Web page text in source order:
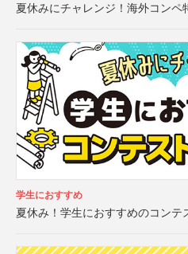
夏休みにチャレンジ！海外コンペ
学生におすすめ
夏休み！学生におすすめのコンテ